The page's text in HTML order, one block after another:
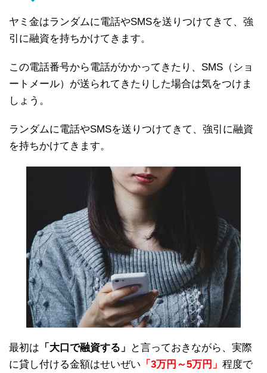
ヤミ金はランダムに電話やSMSを送りつけてきて、強
引に融資を持ちかけてきます。
この電話番号から電話がかかってきたり、SMS（ショ
ートメール）が送られてきたりした場合は気をつけま
しょう。
ランダムに電話やSMSを送りつけてきて、強引に融資
を持ちかけてきます。
最初は 「大口で融資する」
と言っておきながら、実際
に貸し付ける金額はせいぜい 「3万円～5万円」 程度で